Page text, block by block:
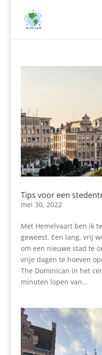
Tips voor een
mei 30, 2022
Met Hemelvaart ben ik
geweest. Een lang, vrij
om een nieuwe stad te
vrije dagen te hoeven
The Dominican in het
minuten lopen van...